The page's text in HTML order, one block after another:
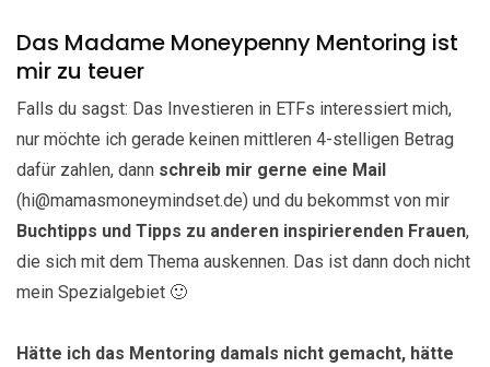
Das Madame Moneypenny Mentoring ist
mir zu teuer
Falls du sagst: Das Investieren in ETFs interessiert mich,
nur möchte ich gerade keinen mittleren 4-stelligen Betrag
dafür zahlen, dann schreib mir gerne eine Mail
(hi@mamasmoneymindset.de) und du bekommst von mir
Buchtipps und Tipps zu anderen inspirierenden Frauen,
die sich mit dem Thema auskennen. Das ist dann doch nicht
mein Spezialgebiet 🙂
Hätte ich das Mentoring damals nicht gemacht, hätte